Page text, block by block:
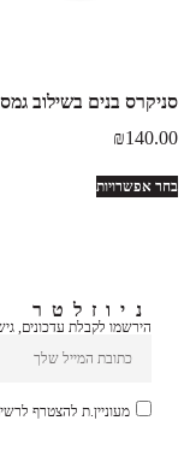
סניקרס בנים בשילוב גמס
₪140.00
בחר אפשרויות
ניוזלטר
הירשמו לקבלת עדכונים,
מעוניין.ת להצטרף